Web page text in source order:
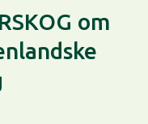
om